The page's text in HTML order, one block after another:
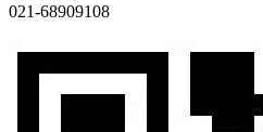
021-68909108